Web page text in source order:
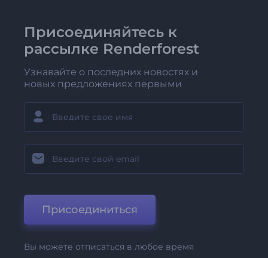
Присоединяйтесь к
рассылке Renderforest
Узнавайте о последних новостях и
новых предложениях первыми
Присоединиться
Вы можете отписаться в любое время